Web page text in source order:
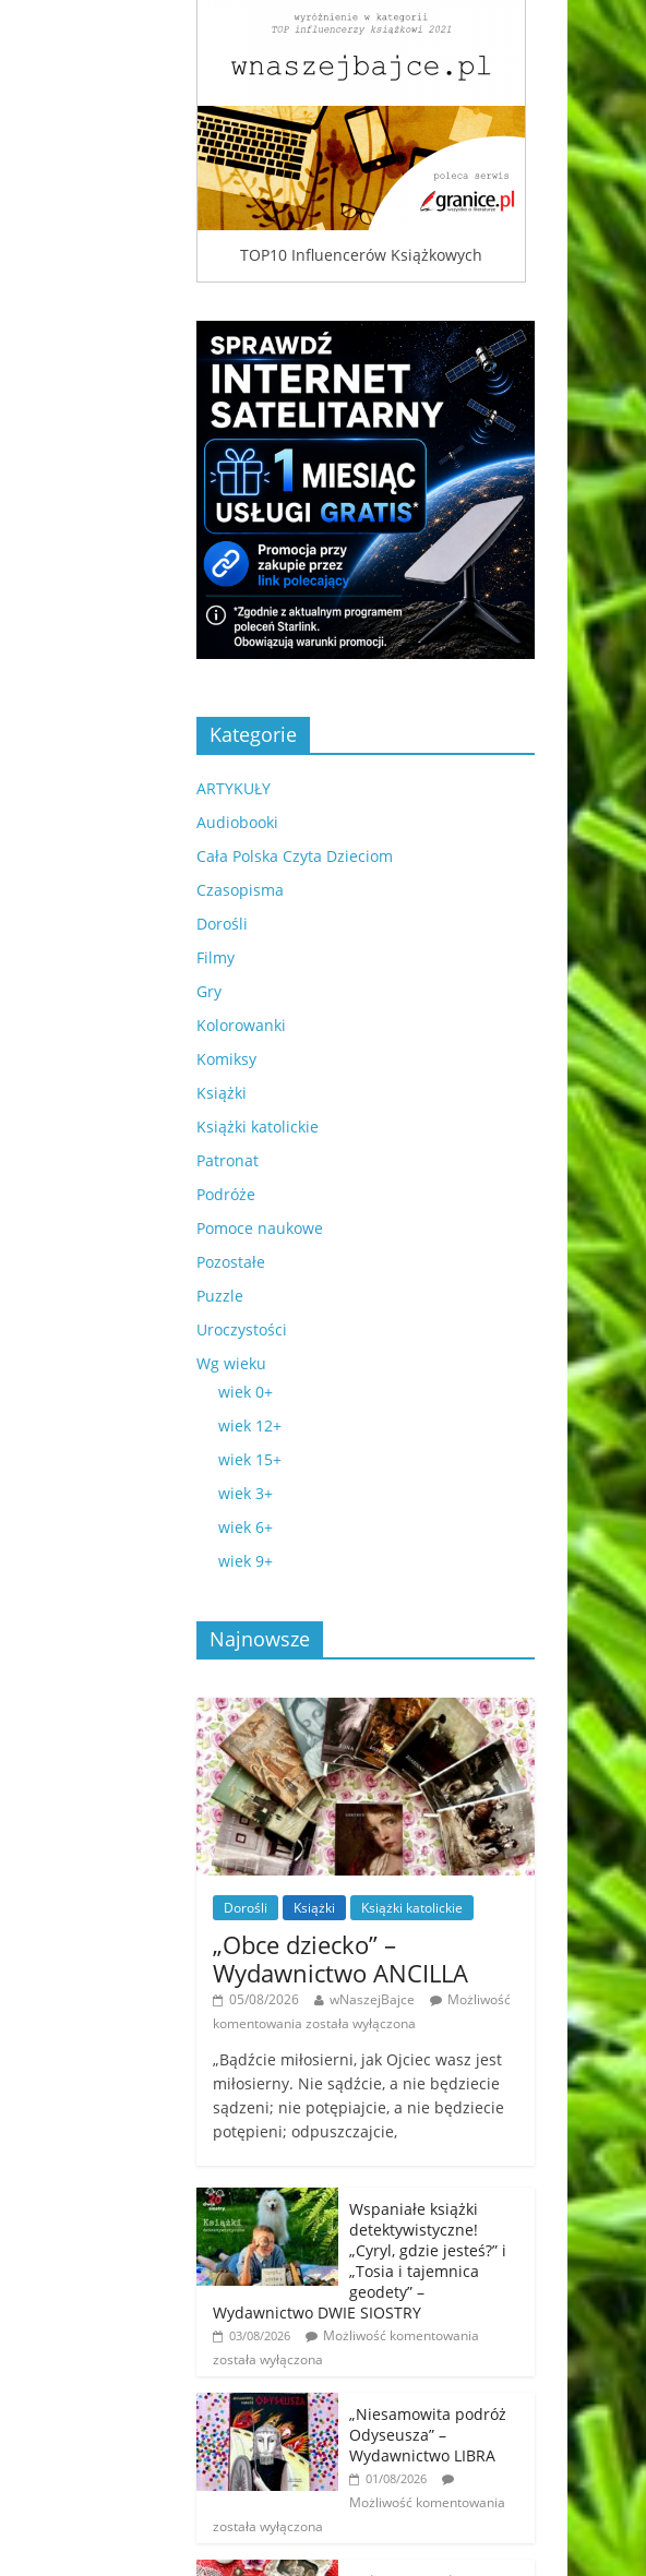
TOP10 Influencerów Książkowych
Kategorie
ARTYKUŁY
Audiobooki
Cała Polska Czyta Dzieciom
Czasopisma
Dorośli
Filmy
Gry
Kolorowanki
Komiksy
Książki
Książki katolickie
Patronat
Podróże
Pomoce naukowe
Pozostałe
Puzzle
Uroczystości
Wg wieku
wiek 0+
wiek 12+
wiek 15+
wiek 3+
wiek 6+
wiek 9+
Najnowsze
Dorośli Książki Książki katolickie
„Obce dziecko” –
Wydawnictwo ANCILLA
05/08/2026 wNaszejBajce
Możliwość
komentowania została wyłączona
„Bądźcie miłosierni, jak Ojciec wasz jest
miłosierny. Nie sądźcie, a nie będziecie
sądzeni; nie potępiajcie, a nie będziecie
potępieni; odpuszczajcie,
Wspaniałe książki
detektywistyczne!
„Cyryl, gdzie jesteś?” i
„Tosia i tajemnica
geodety” –
Wydawnictwo DWIE SIOSTRY
03/08/2026
Możliwość komentowania
została wyłączona
„Niesamowita podróż
Odyseusza” –
Wydawnictwo LIBRA
01/08/2026
Możliwość komentowania
została wyłączona